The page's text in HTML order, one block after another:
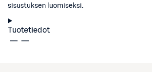
sisustuksen luomiseksi.
Tuotetiedot